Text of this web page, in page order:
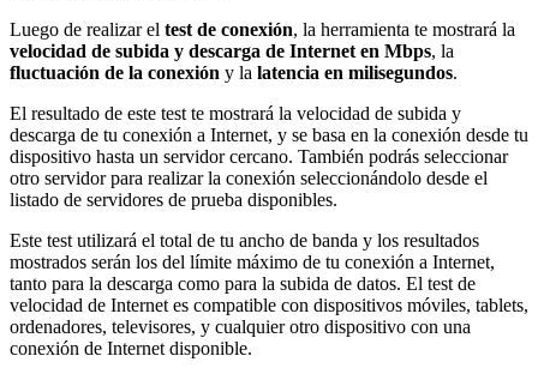
Luego de realizar el test de conexión, la herramienta te mostrará la
velocidad de subida y descarga de Internet en Mbps, la
fluctuación de la conexión y la latencia en milisegundos.
El resultado de este test te mostrará la velocidad de subida y
descarga de tu conexión a Internet, y se basa en la conexión desde tu
dispositivo hasta un servidor cercano. También podrás seleccionar
otro servidor para realizar la conexión seleccionándolo desde el
listado de servidores de prueba disponibles.
Este test utilizará el total de tu ancho de banda y los resultados
mostrados serán los del límite máximo de tu conexión a Internet,
tanto para la descarga como para la subida de datos. El test de
velocidad de Internet es compatible con dispositivos móviles, tablets,
ordenadores, televisores, y cualquier otro dispositivo con una
conexión de Internet disponible.